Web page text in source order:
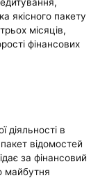
якісного пакету
місяців,
фінансових
діяльності в
відомостей
за фінансовий
майбутня